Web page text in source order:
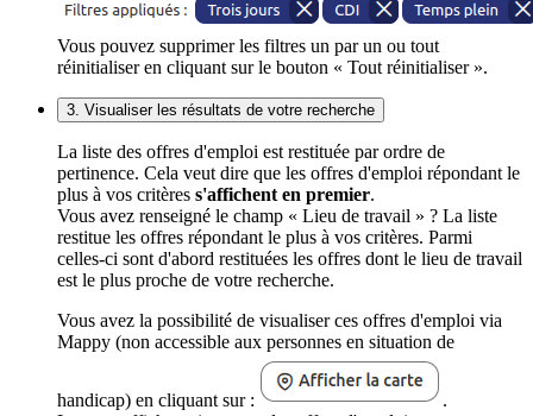
Vous pouvez supprimer les filtres un par un ou tout
réinitialiser en cliquant sur le bouton « Tout réinitialiser ».
3. Visualiser les résultats de votre recherche
La liste des offres d'emploi est restituée par ordre de
pertinence. Cela veut dire que les offres d'emploi répondant le
plus à vos critères s'affichent en premier.
Vous avez renseigné le champ « Lieu de travail » ? La liste
restitue les offres répondant le plus à vos critères. Parmi
celles-ci sont d'abord restituées les offres dont le lieu de travail
est le plus proche de votre recherche.
Vous avez la possibilité de visualiser ces offres d'emploi via
Mappy (non accessible aux personnes en situation de
handicap) en cliquant sur :
.